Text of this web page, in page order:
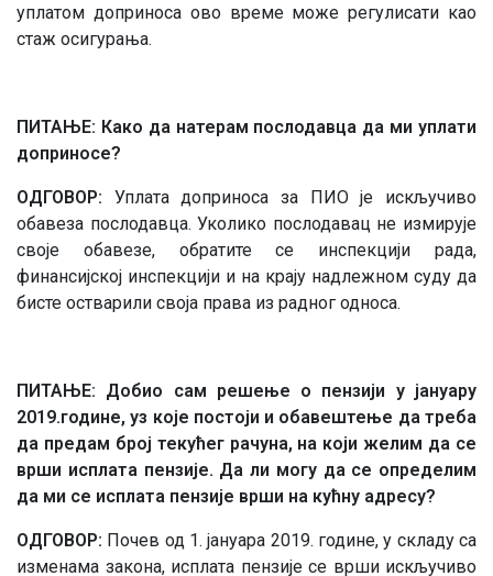
уплатом доприноса ово време може регулисати као
стаж осигурања.
ПИТАЊЕ: Како да натерам послодавца да ми уплати
доприносе?
ОДГОВОР: Уплата доприноса за ПИО је искључиво
обавеза послодавца. Уколико послодавац не измирује
своје обавезе, обратите се инспекцији рада,
финансијској инспекцији и на крају надлежном суду да
бисте остварили своја права из радног односа.
ПИТАЊЕ: Добио сам решење о пензији у јануару
2019.године, уз које постоји и обавештење да треба
да предам број текућег рачуна, на који желим да се
врши исплата пензије. Да ли могу да се определим
да ми се исплата пензије врши на кућну адресу?
ОДГОВОР: Почев од 1. јануара 2019. године, у складу са
изменама закона, исплата пензије се врши искључиво